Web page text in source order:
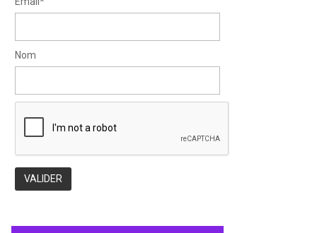
Nom